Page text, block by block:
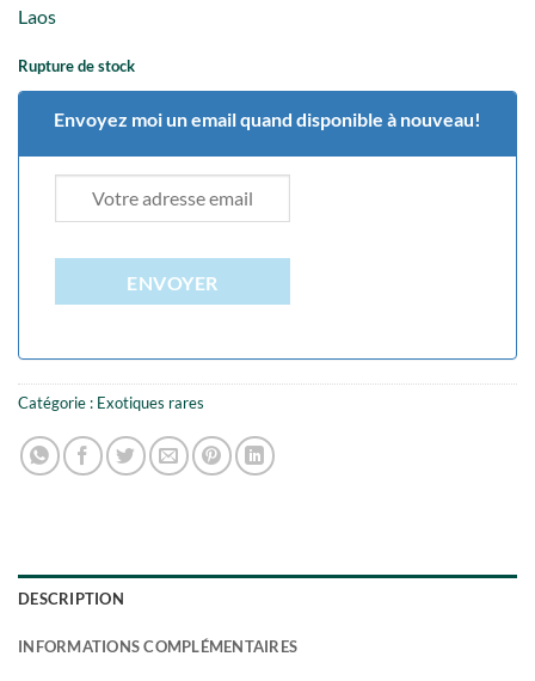
Laos
Rupture de stock
Envoyez moi un email quand disponible à nouveau!
ENVOYER
Catégorie : Exotiques rares
DESCRIPTION
INFORMATIONS COMPLÉMENTAIRES